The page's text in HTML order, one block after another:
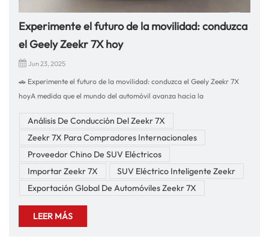
Experimente el futuro de la movilidad: conduzca
el Geely Zeekr 7X hoy
Jun 23, 2025
🚗 Experimente el futuro de la movilidad: conduzca el Geely Zeekr 7X
hoyA medida que el mundo del automóvil avanza hacia la
referente en el mercado de SUV eléctricos de alto rendimiento.
Diseñado con elegancia, concebido para la excelencia y equipado con
tecnología EV de vanguardia, el Zeekr 7X es más que un simple vehículo:
es una revolución en el estilo de vida.⚡ Experiencia de conducción y
propulsión eléctrico: el torque instantáneo proporciona una aceleración
potente desde cero, lo que hace que incorporarse a la autopista sea
Análisis De Conducción Del Zeekr 7X
Zeekr 7X Para Compradores Internacionales
Proveedor Chino De SUV Eléctricos
Importar Zeekr 7X
SUV Eléctrico Inteligente Zeekr
Exportación Global De Automóviles Zeekr 7X
LEER MÁS